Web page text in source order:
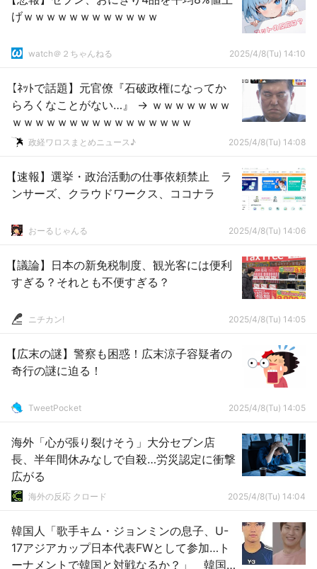
げｗｗｗｗｗｗｗｗｗｗｗｗ
watch＠２ちゃんねる 2025/4/8(Tu) 14:10
【ﾈｯﾄで話題】元官僚『石破政権になってか
らろくなことがない…』 → ｗｗｗｗｗｗｗ
ｗｗｗｗｗｗｗｗｗｗｗｗｗｗｗｗ
政経ワロスまとめニュース♪ 2025/4/8(Tu) 14:08
【速報】選挙・政治活動の仕事依頼禁止 ラ
ンサーズ、クラウドワークス、ココナラ
おーるじゃんる 2025/4/8(Tu) 14:06
【議論】日本の新免税制度、観光客には便利
すぎる？それとも不便すぎる？
ニチカン! 2025/4/8(Tu) 14:05
【広末の謎】警察も困惑！広末涼子容疑者の
奇行の謎に迫る！
TweetPocket 2025/4/8(Tu) 14:05
海外「心が張り裂けそう」大分セブン店
長、半年間休みなしで自殺…労災認定に衝撃
広がる
海外の反応 クロード 2025/4/8(Tu) 14:04
韓国人「歌手キム・ジョンミンの息子、U-
17アジアカップ日本代表FWとして参加…ト
ーナメントで韓国と対戦なるか？」 韓国